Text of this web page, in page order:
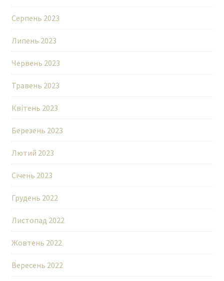
Серпень 2023
Липень 2023
Червень 2023
Травень 2023
Квітень 2023
Березень 2023
Лютий 2023
Січень 2023
Грудень 2022
Листопад 2022
Жовтень 2022
Вересень 2022